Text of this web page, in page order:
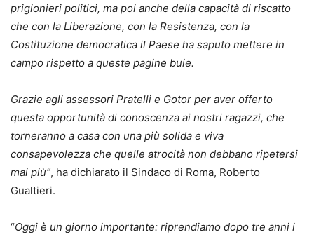
prigionieri politici, ma poi anche della capacità di riscatto
che con la Liberazione, con la Resistenza, con la
Costituzione democratica il Paese ha saputo mettere in
campo rispetto a queste pagine buie.
Grazie agli assessori Pratelli e Gotor per aver offerto
questa opportunità di conoscenza ai nostri ragazzi, che
torneranno a casa con una più solida e viva
consapevolezza che quelle atrocità non debbano ripetersi
mai più”, ha dichiarato il Sindaco di Roma, Roberto
Gualtieri.
“Oggi è un giorno importante: riprendiamo dopo tre anni i